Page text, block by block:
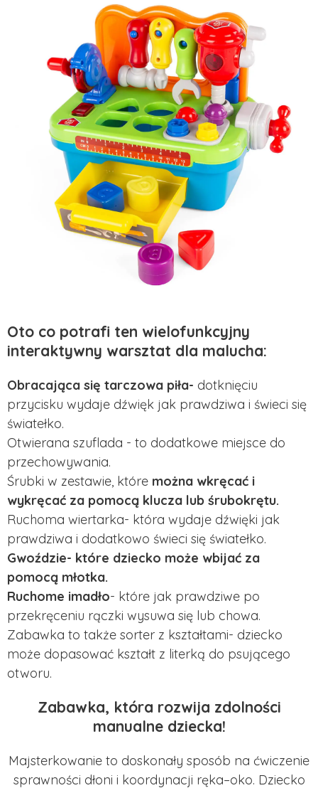
Oto co potrafi ten wielofunkcyjny
interaktywny warsztat dla malucha:
Obracająca się tarczowa piła- dotknięciu
przycisku wydaje dźwięk jak prawdziwa i świeci się
światełko.
Otwierana szuflada - to dodatkowe miejsce do
przechowywania.
Śrubki w zestawie, które można wkręcać i
wykręcać za pomocą klucza lub śrubokrętu.
Ruchoma wiertarka- która wydaje dźwięki jak
prawdziwa i dodatkowo świeci się światełko.
Gwoździe- które dziecko może wbijać za
pomocą młotka.
Ruchome imadło- które jak prawdziwe po
przekręceniu rączki wysuwa się lub chowa.
Zabawka to także sorter z kształtami- dziecko
może dopasować kształt z literką do psującego
otworu.
Zabawka, która rozwija zdolności
manualne dziecka!
Majsterkowanie to doskonały sposób na ćwiczenie
sprawności dłoni i koordynacji ręka–oko. Dziecko